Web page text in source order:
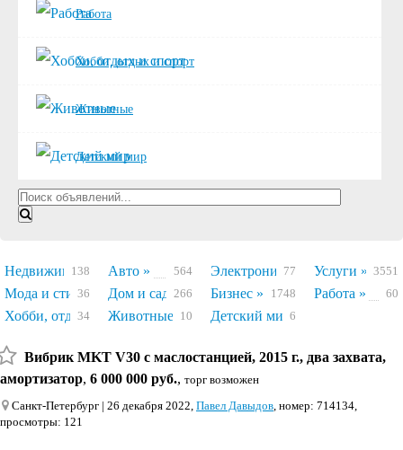
Работа
Хобби, отдых и спорт
Животные
Детский мир
Недвижимость »
138 Авто » 564 Электроника »
77 Услуги » 3551
Мода и стиль »
36 Дом и сад »266 Бизнес » 1748 Работа » 60
Хобби, отдых и спорт »
34 Животные »10 Детский мир »
6
Вибрик MKT V30 с маслостанцией, 2015 г., два захвата,
амортизатор, 6 000 000 руб., торг возможен
Санкт-Петербург | 26 декабря 2022, Павел Давыдов, номер: 714134,
просмотры: 121